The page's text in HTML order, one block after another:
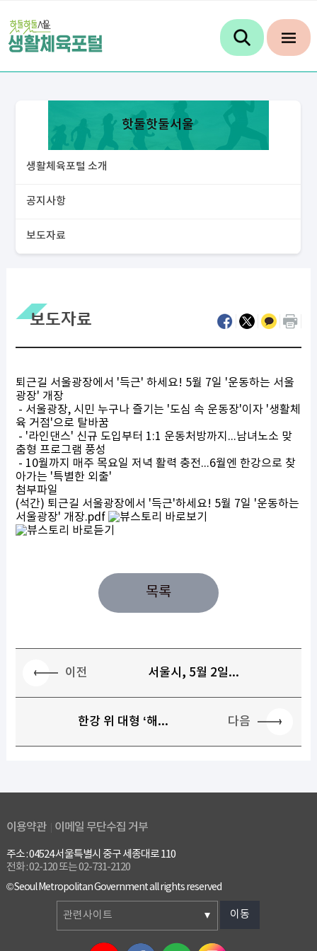
핫둘핫둘서울
생활체육포털 소개
공지사항
보도자료
보도자료
퇴근길 서울광장에서 '득근' 하세요! 5월 7일 '운동하는 서울
광장' 개장
- 서울광장, 시민 누구나 즐기는 '도심 속 운동장'이자 '생활체
육 거점'으로 탈바꿈
- '라인댄스' 신규 도입부터 1:1 운동처방까지...남녀노소 맞
춤형 프로그램 풍성
- 10월까지 매주 목요일 저녁 활력 충전...6월엔 한강으로 찾
아가는 '특별한 외출'
첨부파일
(석간) 퇴근길 서울광장에서 '득근'하세요! 5월 7일 '운동하는
서울광장' 개장.pdf
목록
이전 서울시, 5월 2일...
한강 위 대형 ‘해... 다음
이용약관 이메일 무단수집 거부
주소 : 04524 서울특별시 중구 세종대로 110
전화 : 02-120 또는 02-731-2120
© Seoul Metropolitan Government all rights reserved
관련사이트 이동